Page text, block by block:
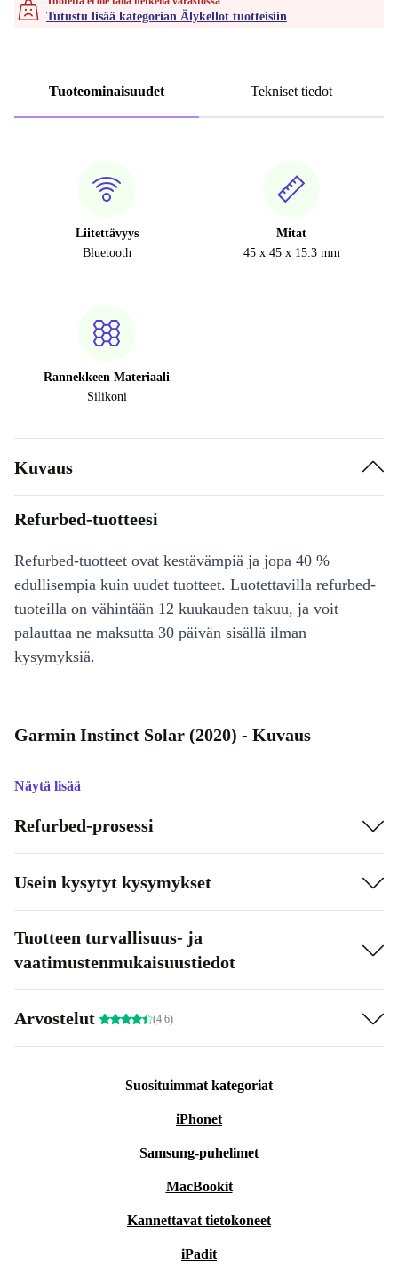
Tutustu lisää kategorian Älykellot tuotteisiin
Tuoteominaisuudet Tekniset tiedot
Liitettävyys
Bluetooth
Mitat
45 x 45 x 15.3 mm
Rannekkeen Materiaali
Silikoni
Kuvaus
Refurbed-tuotteesi
Refurbed-tuotteet ovat kestävämpiä ja jopa 40 %
edullisempia kuin uudet tuotteet. Luotettavilla refurbed-
tuoteilla on vähintään 12 kuukauden takuu, ja voit
palauttaa ne maksutta 30 päivän sisällä ilman
kysymyksiä.
Garmin Instinct Solar (2020) - Kuvaus
Näytä lisää
Refurbed-prosessi
Usein kysytyt kysymykset
Tuotteen turvallisuus- ja
vaatimustenmukaisuustiedot
Arvostelut (4.6)
Suosituimmat kategoriat
iPhonet
Samsung-puhelimet
MacBookit
Kannettavat tietokoneet
iPadit